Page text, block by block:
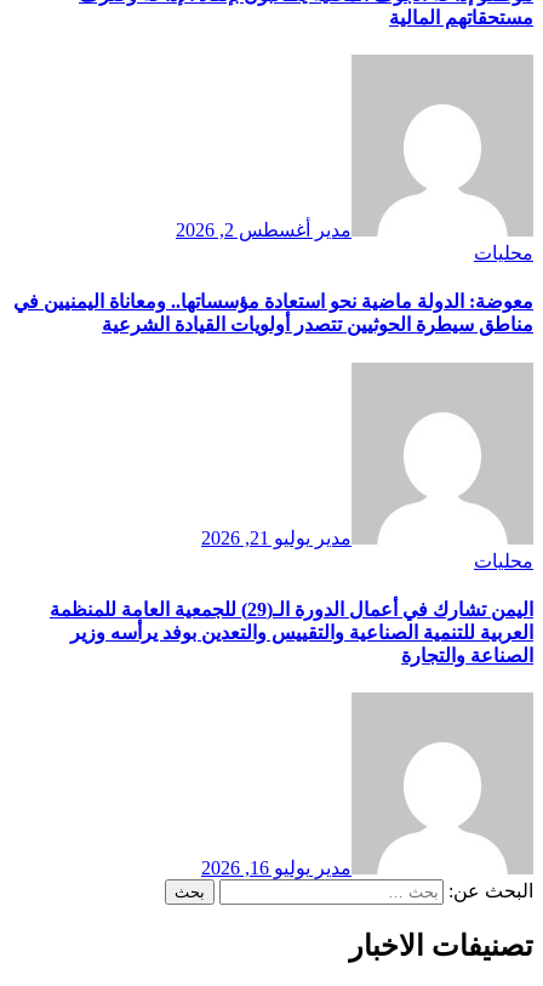
مستحقاتهم المالية
مدير
أغسطس 2, 2026
محليات
معوضة: الدولة ماضية نحو استعادة مؤسساتها.. ومعاناة اليمنيين في
مناطق سيطرة الحوثيين تتصدر أولويات القيادة الشرعية
مدير يوليو 21, 2026
محليات
اليمن تشارك في أعمال الدورة الـ(29) للجمعية العامة للمنظمة
العربية للتنمية الصناعية والتقييس والتعدين بوفد يرأسه وزير
الصناعة والتجارة
مدير يوليو 16, 2026
البحث عن:
تصنيفات الاخبار